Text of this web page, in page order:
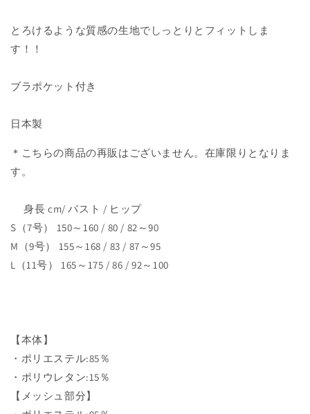
とろけるような質感の生地でしっとりとフィットしま
す！！
ブラポケット付き
日本製
＊こちらの商品の再販はございません。在庫限りとなりま
す。
身長 cm/ バスト / ヒップ
S（7号） 150～160 / 80 / 82～90
M（9号） 155～168 / 83 / 87～95
L（11号） 165～175 / 86 / 92～100
【本体】
・ポリエステル:85％
・ポリウレタン:15％
【メッシュ部分】